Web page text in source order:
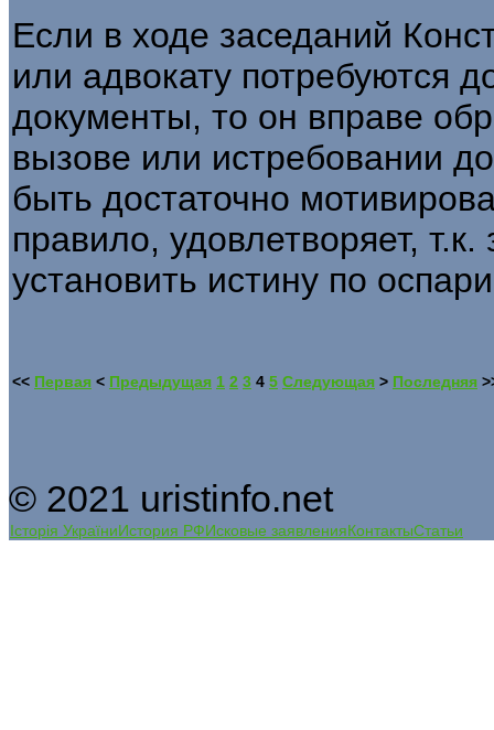
Если в ходе заседаний
или адвокату потребуются
документы, то он вправе
вызове или истребовании
быть достаточно
правило, удовлетворяет,
установить истину по
<< Первая < Предыдущая 1 2 3 4 5 Следующая > Последняя
© 2021 uristinfo.net
Історія УкраїниИстория РФИсковые заявленияКонтактыСтатьи